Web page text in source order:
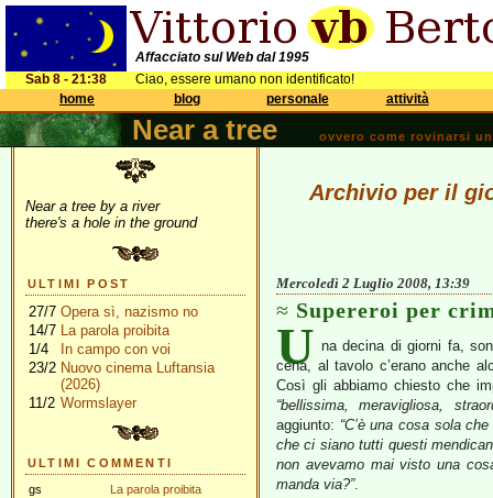
Affacciato sul Web dal 1995
Sab 8 - 21:38
Ciao, essere umano non identificato!
home
blog personale attività
Near a tree ovvero come rovinarsi
Near a tree by a river
there's a hole in the ground
ULTIMI POST
27/7 Opera sì, nazismo no
14/7 La parola proibita
1/4
In campo con voi
23/2 Nuovo cinema Luftansia
(2026)
11/2 Wormslayer
ULTIMI COMMENTI
gs
La parola proibita
Archivio per il
Mercoledì 2 Luglio 2008, 13:39
Supereroi per
U na decina di giorni fa,
cena, al tavolo c’erano anche
Così gli abbiamo chiesto che
“bellissima, meravigliosa,
aggiunto: “C’è una cosa sola
che ci siano tutti questi
non avevamo mai visto una
manda via?”.